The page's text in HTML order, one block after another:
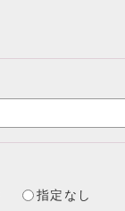
指定なし